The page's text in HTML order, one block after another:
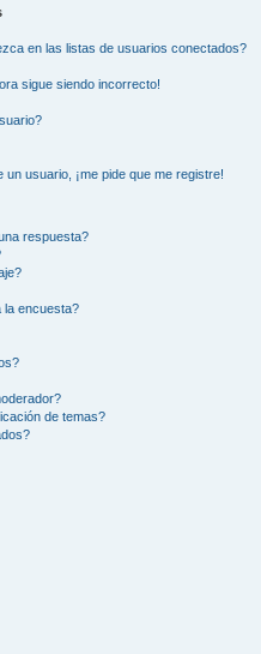
en las listas de usuarios conectados?
sigue siendo incorrecto!
usuario, ¡me pide que me registre!
respuesta?
la encuesta?
de temas?